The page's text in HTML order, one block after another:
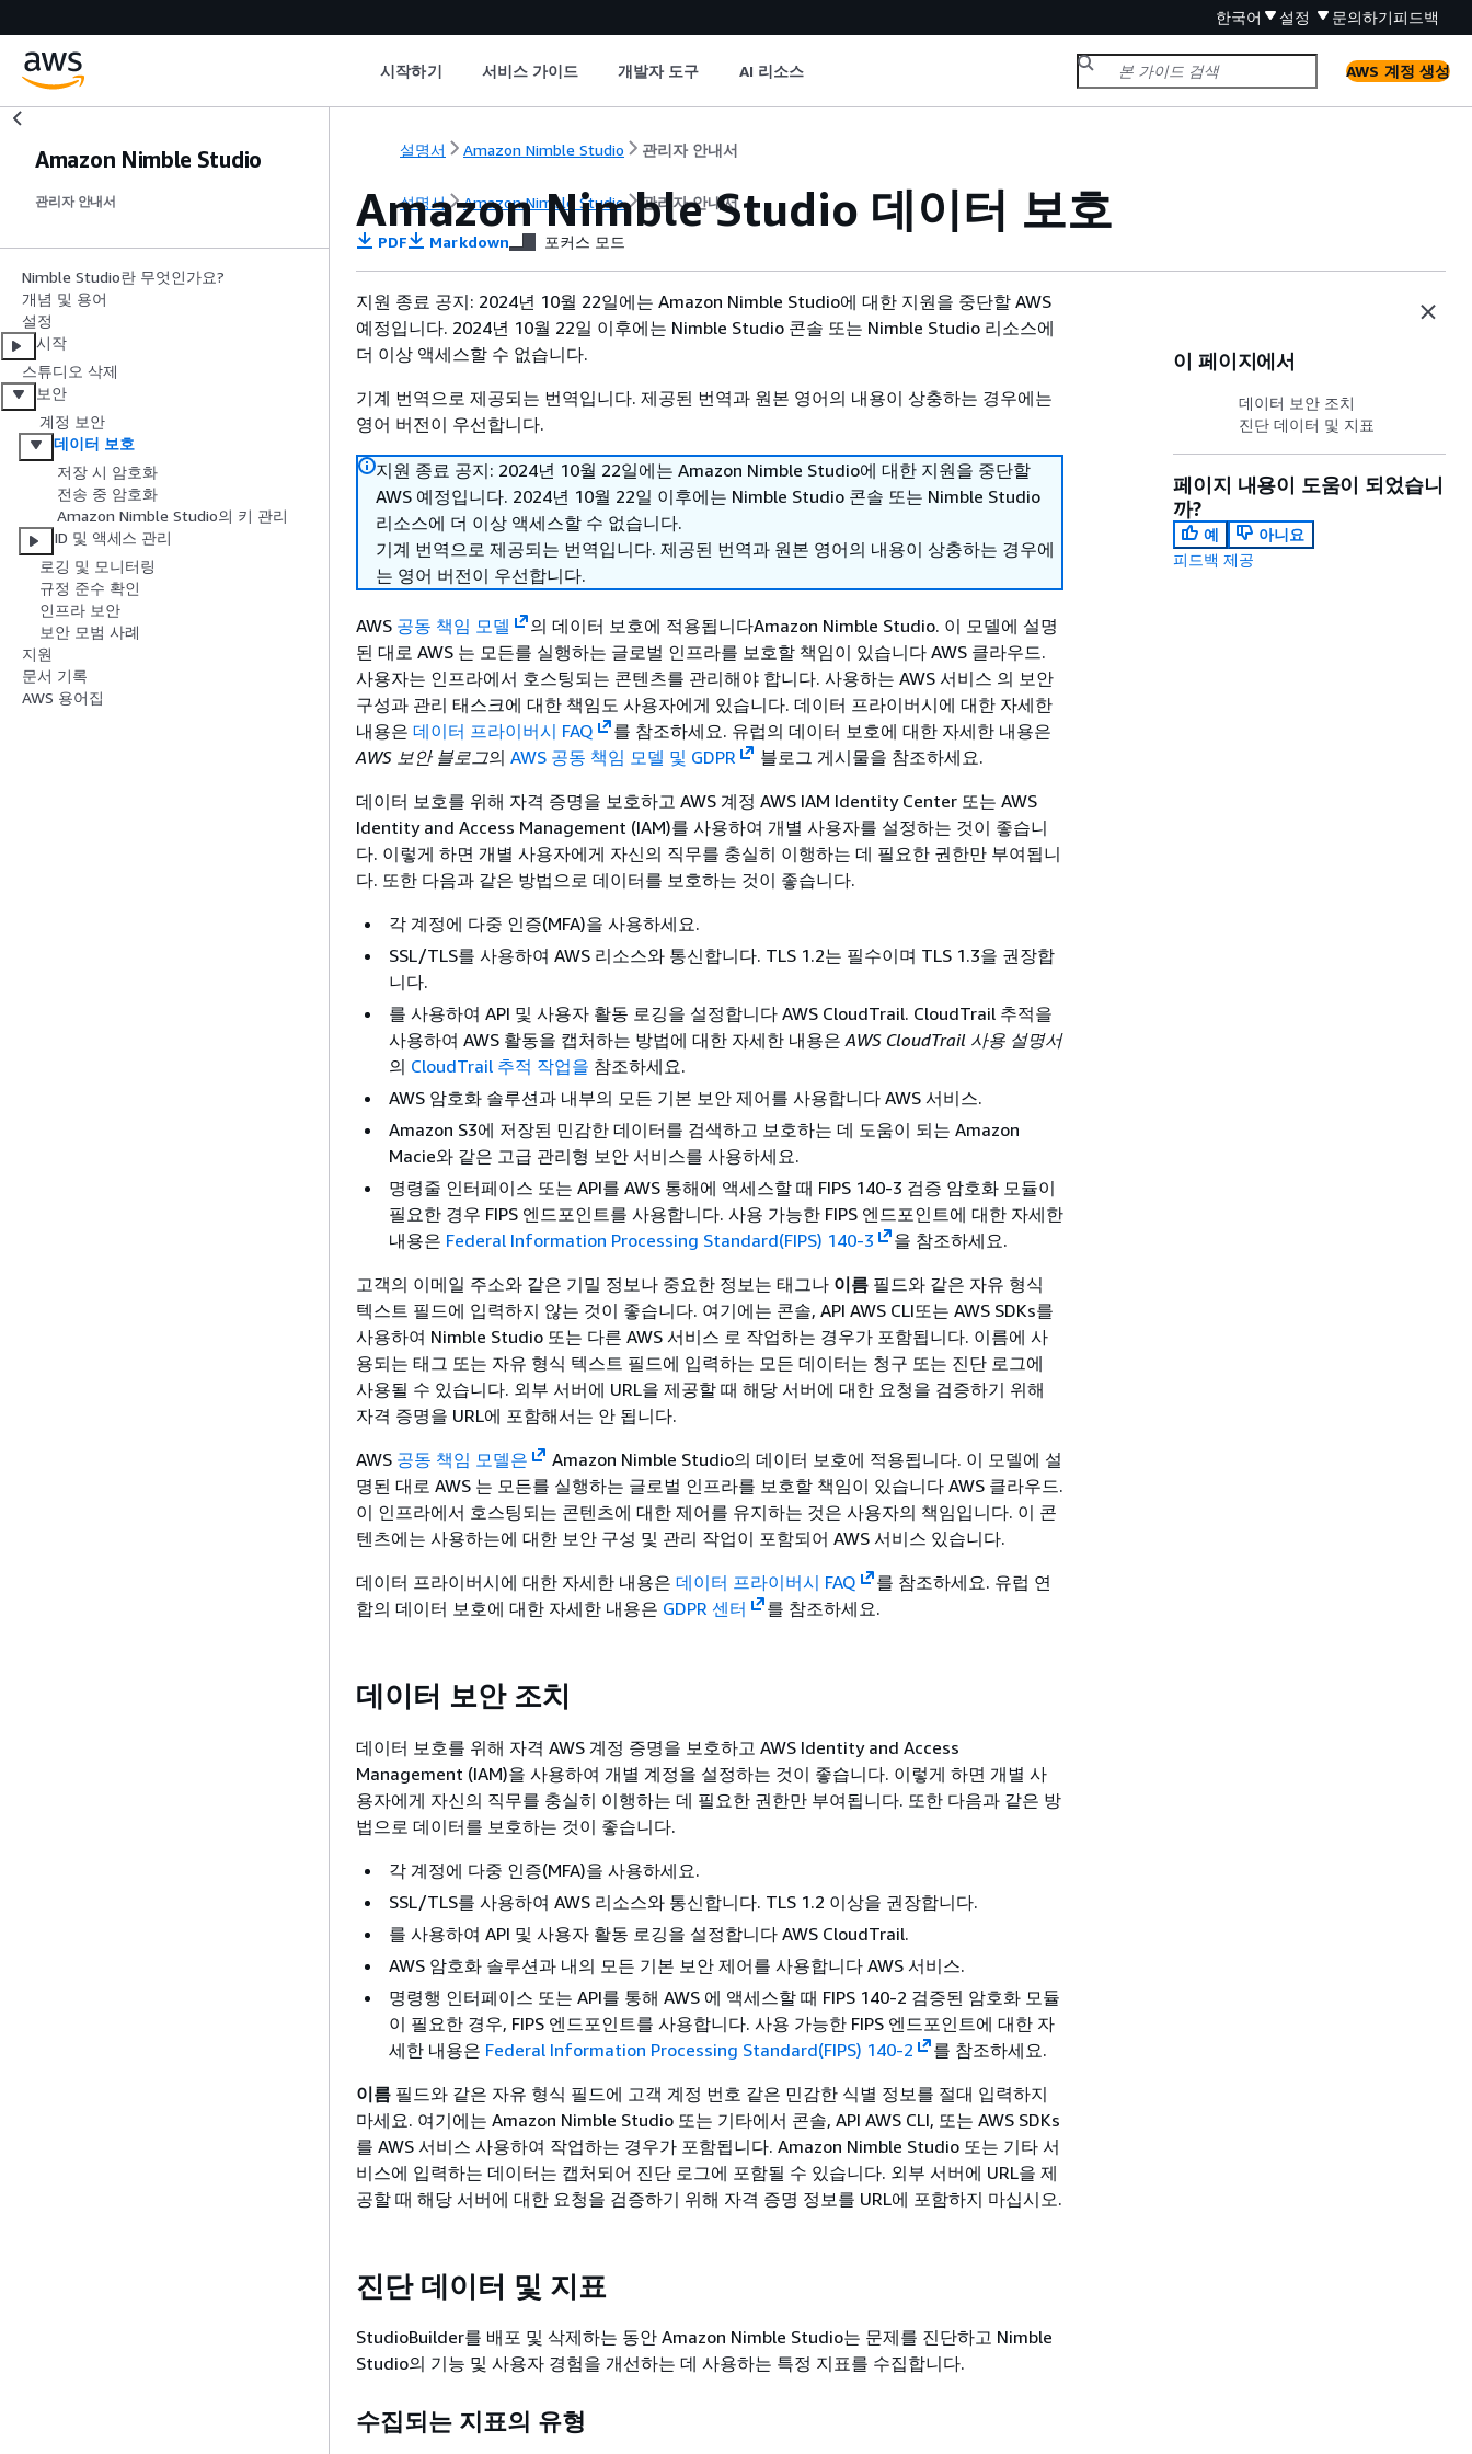
한국어 설정 문의하기피드백
시작하기 서비스 가이드 개발자 도구 AI 리소스 AWS 계정 생성
Amazon Nimble Studio
관리자 안내서
Nimble Studio란 무엇인가요?
개념 및 용어
설정
시작
스튜디오 삭제
보안
계정 보안
데이터 보호
저장 시 암호화
전송 중 암호화
Amazon Nimble Studio의 키 관리
ID 및 액세스 관리
로깅 및 모니터링
규정 준수 확인
인프라 보안
보안 모범 사례
지원
문서 기록
AWS 용어집
설명서 Amazon Nimble Studio 관리자 안내서
설명서 Amazon Nimble Studio 관리자 안내서
Amazon Nimble Studio 데이터 보호
PDF Markdown 포커스 모드
지원 종료 공지: 2024년 10월 22일에는 Amazon Nimble Studio에 대한 지원을 중단할 AWS
예정입니다. 2024년 10월 22일 이후에는 Nimble Studio 콘솔 또는 Nimble Studio 리소스에
더 이상 액세스할 수 없습니다.
기계 번역으로 제공되는 번역입니다. 제공된 번역과 원본 영어의 내용이 상충하는 경우에는
영어 버전이 우선합니다.
지원 종료 공지: 2024년 10월 22일에는 Amazon Nimble Studio에 대한 지원을 중단할
AWS 예정입니다. 2024년 10월 22일 이후에는 Nimble Studio 콘솔 또는 Nimble Studio
리소스에 더 이상 액세스할 수 없습니다.
기계 번역으로 제공되는 번역입니다. 제공된 번역과 원본 영어의 내용이 상충하는 경우에
는 영어 버전이 우선합니다.
AWS 공동 책임 모델
의 데이터 보호에 적용됩니다Amazon Nimble Studio. 이 모델에 설명
된 대로 AWS 는 모든를 실행하는 글로벌 인프라를 보호할 책임이 있습니다 AWS 클라우드.
사용자는 인프라에서 호스팅되는 콘텐츠를 관리해야 합니다. 사용하는 AWS 서비스 의 보안
구성과 관리 태스크에 대한 책임도 사용자에게 있습니다. 데이터 프라이버시에 대한 자세한
내용은 데이터 프라이버시 FAQ 를 참조하세요. 유럽의 데이터 보호에 대한 자세한 내용은
AWS 보안 블로그의 AWS 공동 책임 모델 및 GDPR
블로그 게시물을 참조하세요.
데이터 보호를 위해 자격 증명을 보호하고 AWS 계정 AWS IAM Identity Center 또는 AWS
Identity and Access Management (IAM)를 사용하여 개별 사용자를 설정하는 것이 좋습니
다. 이렇게 하면 개별 사용자에게 자신의 직무를 충실히 이행하는 데 필요한 권한만 부여됩니
다. 또한 다음과 같은 방법으로 데이터를 보호하는 것이 좋습니다.
각 계정에 다중 인증(MFA)을 사용하세요.
SSL/TLS를 사용하여 AWS 리소스와 통신합니다. TLS 1.2는 필수이며 TLS 1.3을 권장합
니다.
를 사용하여 API 및 사용자 활동 로깅을 설정합니다 AWS CloudTrail. CloudTrail 추적을
사용하여 AWS 활동을 캡처하는 방법에 대한 자세한 내용은AWS CloudTrail 사용 설명서
의 CloudTrail 추적 작업을 참조하세요.
AWS 암호화 솔루션과 내부의 모든 기본 보안 제어를 사용합니다 AWS 서비스.
Amazon S3에 저장된 민감한 데이터를 검색하고 보호하는 데 도움이 되는 Amazon
Macie와 같은 고급 관리형 보안 서비스를 사용하세요.
명령줄 인터페이스 또는 API를 AWS 통해에 액세스할 때 FIPS 140-3 검증 암호화 모듈이
필요한 경우 FIPS 엔드포인트를 사용합니다. 사용 가능한 FIPS 엔드포인트에 대한 자세한
내용은 Federal Information Processing Standard(FIPS) 140-3
을 참조하세요.
고객의 이메일 주소와 같은 기밀 정보나 중요한 정보는 태그나 이름 필드와 같은 자유 형식
텍스트 필드에 입력하지 않는 것이 좋습니다. 여기에는 콘솔, API AWS CLI또는 AWS SDKs를
사용하여 Nimble Studio 또는 다른 AWS 서비스 로 작업하는 경우가 포함됩니다. 이름에 사
용되는 태그 또는 자유 형식 텍스트 필드에 입력하는 모든 데이터는 청구 또는 진단 로그에
사용될 수 있습니다. 외부 서버에 URL을 제공할 때 해당 서버에 대한 요청을 검증하기 위해
자격 증명을 URL에 포함해서는 안 됩니다.
AWS 공동 책임 모델은
Amazon Nimble Studio의 데이터 보호에 적용됩니다. 이 모델에 설
명된 대로 AWS 는 모든를 실행하는 글로벌 인프라를 보호할 책임이 있습니다 AWS 클라우드.
이 인프라에서 호스팅되는 콘텐츠에 대한 제어를 유지하는 것은 사용자의 책임입니다. 이 콘
텐츠에는 사용하는에 대한 보안 구성 및 관리 작업이 포함되어 AWS 서비스 있습니다.
데이터 프라이버시에 대한 자세한 내용은 데이터 프라이버시 FAQ
를 참조하세요. 유럽 연
합의 데이터 보호에 대한 자세한 내용은 GDPR 센터 를 참조하세요.
데이터 보안 조치
데이터 보호를 위해 자격 AWS 계정 증명을 보호하고 AWS Identity and Access
Management (IAM)을 사용하여 개별 계정을 설정하는 것이 좋습니다. 이렇게 하면 개별 사
용자에게 자신의 직무를 충실히 이행하는 데 필요한 권한만 부여됩니다. 또한 다음과 같은 방
법으로 데이터를 보호하는 것이 좋습니다.
각 계정에 다중 인증(MFA)을 사용하세요.
SSL/TLS를 사용하여 AWS 리소스와 통신합니다. TLS 1.2 이상을 권장합니다.
를 사용하여 API 및 사용자 활동 로깅을 설정합니다 AWS CloudTrail.
AWS 암호화 솔루션과 내의 모든 기본 보안 제어를 사용합니다 AWS 서비스.
명령행 인터페이스 또는 API를 통해 AWS 에 액세스할 때 FIPS 140-2 검증된 암호화 모듈
이 필요한 경우, FIPS 엔드포인트를 사용합니다. 사용 가능한 FIPS 엔드포인트에 대한 자
세한 내용은 Federal Information Processing Standard(FIPS) 140-2
를 참조하세요.
이름 필드와 같은 자유 형식 필드에 고객 계정 번호 같은 민감한 식별 정보를 절대 입력하지
마세요. 여기에는 Amazon Nimble Studio 또는 기타에서 콘솔, API AWS CLI, 또는 AWS SDKs
를 AWS 서비스 사용하여 작업하는 경우가 포함됩니다. Amazon Nimble Studio 또는 기타 서
비스에 입력하는 데이터는 캡처되어 진단 로그에 포함될 수 있습니다. 외부 서버에 URL을 제
공할 때 해당 서버에 대한 요청을 검증하기 위해 자격 증명 정보를 URL에 포함하지 마십시오.
진단 데이터 및 지표
StudioBuilder를 배포 및 삭제하는 동안 Amazon Nimble Studio는 문제를 진단하고 Nimble
Studio의 기능 및 사용자 경험을 개선하는 데 사용하는 특정 지표를 수집합니다.
수집되는 지표의 유형
이 페이지에서
데이터 보안 조치
진단 데이터 및 지표
페이지 내용이 도움이 되었습니
까?
예
아니요
피드백 제공